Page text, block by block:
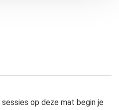
op deze mat begin je